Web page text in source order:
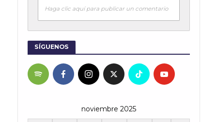
Haga clic aquí para publicar un comentario
SÍGUENOS
noviembre 2025